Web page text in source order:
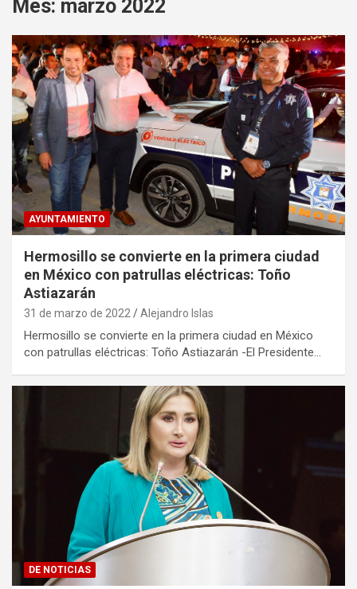
Mes: marzo 2022
AYUNTAMIENTO
Hermosillo se convierte en la primera ciudad
en México con patrullas eléctricas: Toño
Astiazarán
31 de marzo de 2022 Alejandro Islas
Hermosillo se convierte en la primera ciudad en México
con patrullas eléctricas: Toño Astiazarán -El Presidente…
DE NOTICIAS